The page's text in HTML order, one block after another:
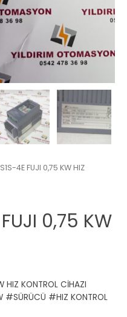
4E FUJI 0,75 KW HIZ
0,75 KW
HIZ KONTROL CİHAZI
#SÜRÜCÜ #HIZ KONTROL